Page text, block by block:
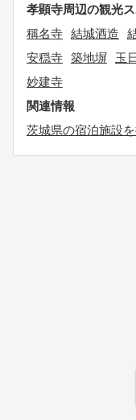
孝顕寺周辺の観光
稱名寺 結城酒造
安穏寺 築地塀 玉
妙建寺
関連情報
茨城県の宿泊施設